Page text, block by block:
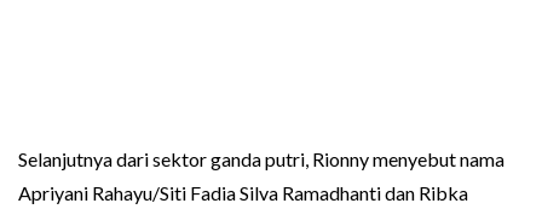
Selanjutnya dari sektor ganda putri, Rionny menyebut nama
Apriyani Rahayu/Siti Fadia Silva Ramadhanti dan Ribka